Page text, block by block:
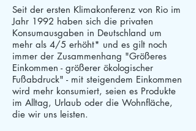
Seit der ersten Klimakonferenz von Rio im
Jahr 1992 haben sich die privaten
Konsumausgaben in Deutschland um
mehr als 4/5 erhöht* und es gilt noch
immer der Zusammenhang "Größeres
Einkommen - größerer ökologischer
Fußabdruck" - mit steigendem Einkommen
wird mehr konsumiert, seien es Produkte
im Alltag, Urlaub oder die Wohnfläche,
die wir uns leisten.